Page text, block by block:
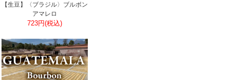
【生豆】〈ブラジル〉ブルボン
アマレロ
723円(税込)